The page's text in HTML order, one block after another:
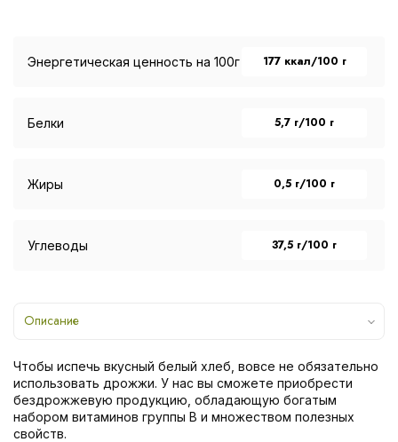
Энергетическая ценность на 100г 177 ккал/100 г
Белки 5,7 г/100 г
Жиры 0,5 г/100 г
Углеводы 37,5 г/100 г
Описание
Чтобы испечь вкусный белый хлеб, вовсе не обязательно
использовать дрожжи. У нас вы сможете приобрести
бездрожжевую продукцию, обладающую богатым
набором витаминов группы В и множеством полезных
свойств.